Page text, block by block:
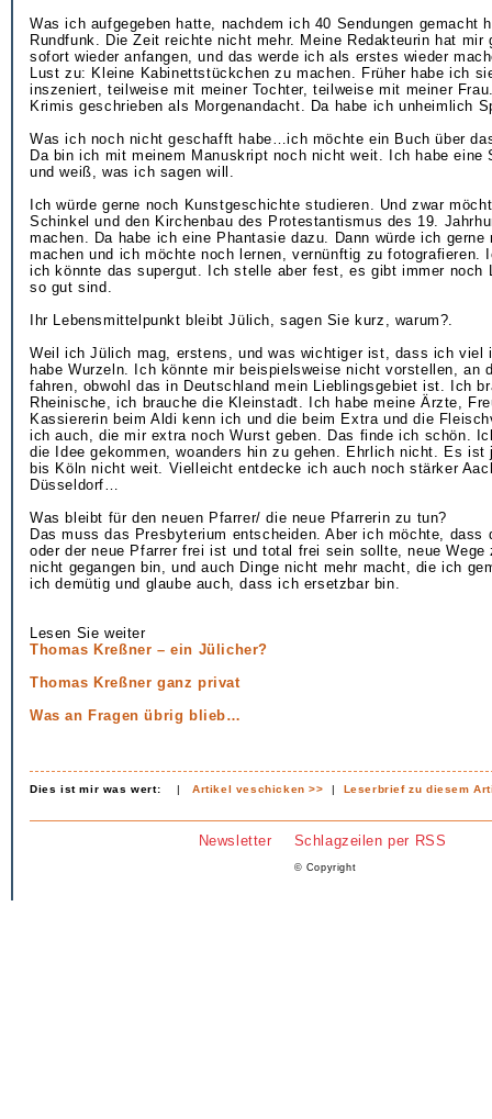
Was ich aufgegeben hatte, nachdem ich 40 Sendungen gemacht
Rundfunk. Die Zeit reichte nicht mehr. Meine Redakteurin hat mir
sofort wieder anfangen, und das werde ich als erstes wieder
Lust zu: Kleine Kabinettstückchen zu machen. Früher habe ich
inszeniert, teilweise mit meiner Tochter, teilweise mit meiner
Krimis geschrieben als Morgenandacht. Da habe ich unheimlich
Was ich noch nicht geschafft habe…ich möchte ein Buch über
Da bin ich mit meinem Manuskript noch nicht weit. Ich habe eine
und weiß, was ich sagen will.
Ich würde gerne noch Kunstgeschichte studieren. Und zwar
Schinkel und den Kirchenbau des Protestantismus des 19.
machen. Da habe ich eine Phantasie dazu. Dann würde ich gerne
machen und ich möchte noch lernen, vernünftig zu fotografieren.
ich könnte das supergut. Ich stelle aber fest, es gibt immer noch
so gut sind.
Ihr Lebensmittelpunkt bleibt Jülich, sagen Sie kurz, warum?.
Weil ich Jülich mag, erstens, und was wichtiger ist, dass ich viel
habe Wurzeln. Ich könnte mir beispielsweise nicht vorstellen, an
fahren, obwohl das in Deutschland mein Lieblingsgebiet ist. Ich
Rheinische, ich brauche die Kleinstadt. Ich habe meine Ärzte,
Kassiererin beim Aldi kenn ich und die beim Extra und die
ich auch, die mir extra noch Wurst geben. Das finde ich schön.
die Idee gekommen, woanders hin zu gehen. Ehrlich nicht. Es
bis Köln nicht weit. Vielleicht entdecke ich auch noch stärker
Düsseldorf…
Was bleibt für den neuen Pfarrer/ die neue Pfarrerin zu tun?
Das muss das Presbyterium entscheiden. Aber ich möchte, dass
oder der neue Pfarrer frei ist und total frei sein sollte, neue Wege
nicht gegangen bin, und auch Dinge nicht mehr macht, die ich
ich demütig und glaube auch, dass ich ersetzbar bin.
Lesen Sie weiter
Thomas Kreßner – ein Jülicher?
Thomas Kreßner ganz privat
Was an Fragen übrig blieb…
Dies ist mir was wert: |Artikel veschicken >> | Leserbrief zu diesem
Newsletter Schlagzeilen per RSS
© Copyright